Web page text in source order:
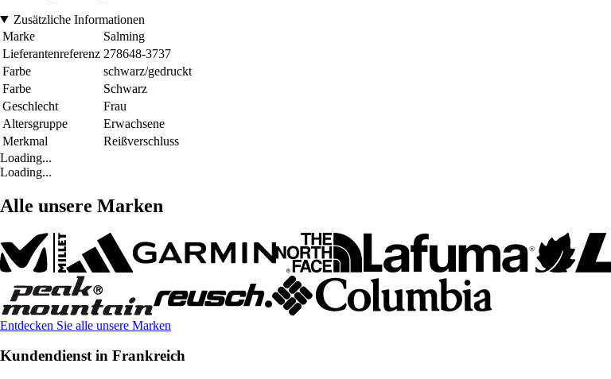
Zusätzliche Informationen
Marke
Salming
Lieferantenreferenz 278648-3737
Farbe
schwarz/gedruckt
Farbe
Schwarz
Geschlecht
Frau
Altersgruppe
Erwachsene
Merkmal
Reißverschluss
Loading...
Loading...
Alle unsere Marken
Entdecken Sie alle unsere Marken
Kundendienst in Frankreich